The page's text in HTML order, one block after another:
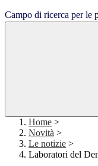
Campo di ricerca per le
Home >
Novità >
Le notizie >
Laboratori del